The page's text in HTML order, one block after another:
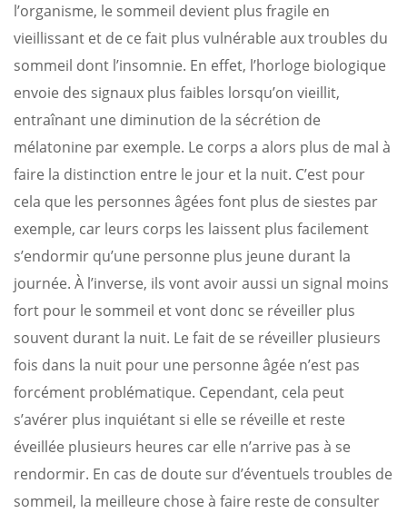
l’organisme, le sommeil devient plus fragile en
vieillissant et de ce fait plus vulnérable aux troubles du
sommeil dont l’insomnie. En effet, l’horloge biologique
envoie des signaux plus faibles lorsqu’on vieillit,
entraînant une diminution de la sécrétion de
mélatonine par exemple. Le corps a alors plus de mal à
faire la distinction entre le jour et la nuit. C’est pour
cela que les personnes âgées font plus de siestes par
exemple, car leurs corps les laissent plus facilement
s’endormir qu’une personne plus jeune durant la
journée. À l’inverse, ils vont avoir aussi un signal moins
fort pour le sommeil et vont donc se réveiller plus
souvent durant la nuit. Le fait de se réveiller plusieurs
fois dans la nuit pour une personne âgée n’est pas
forcément problématique. Cependant, cela peut
s’avérer plus inquiétant si elle se réveille et reste
éveillée plusieurs heures car elle n’arrive pas à se
rendormir. En cas de doute sur d’éventuels troubles de
sommeil, la meilleure chose à faire reste de consulter